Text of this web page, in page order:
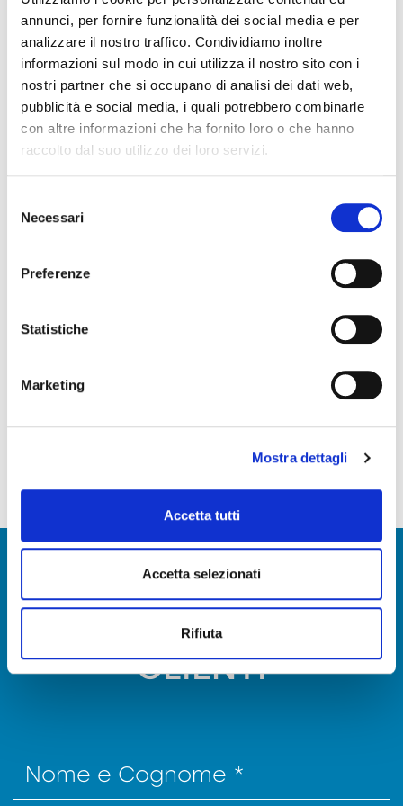
annunci, per fornire funzionalità dei social media e per
analizzare il nostro traffico. Condividiamo inoltre
informazioni sul modo in cui utilizza il nostro sito con i
nostri partner che si occupano di analisi dei dati web,
pubblicità e social media, i quali potrebbero combinarle
con altre informazioni che ha fornito loro o che hanno
raccolto dal suo utilizzo dei loro servizi.
delNecessari
Preferenze
Statistiche
Marketing
Mostra dettagli
Accetta tutti
Accetta selezionati
Rifiuta
CONTATTA IL
NOSTRO SERVIZIO
CLIENTI